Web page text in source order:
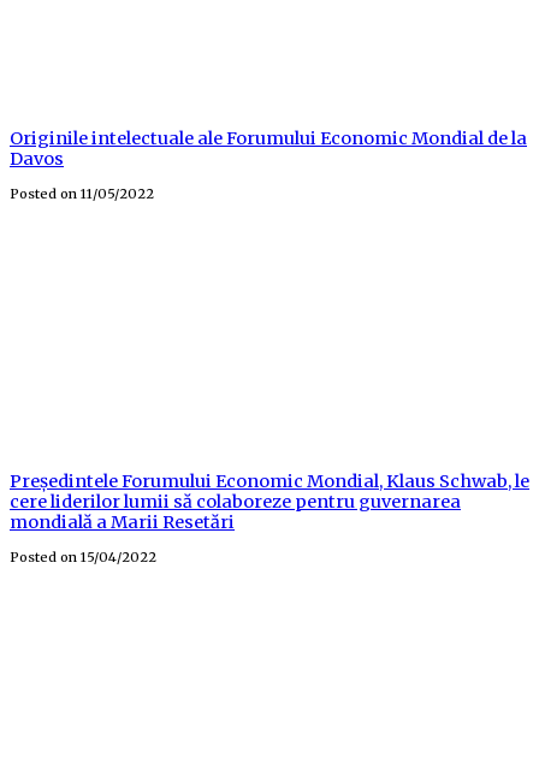
Originile intelectuale ale Forumului Economic Mondial de la
Davos
Posted on 11/05/2022
Președintele Forumului Economic Mondial, Klaus Schwab, le
cere liderilor lumii să colaboreze pentru guvernarea
mondială a Marii Resetări
Posted on 15/04/2022